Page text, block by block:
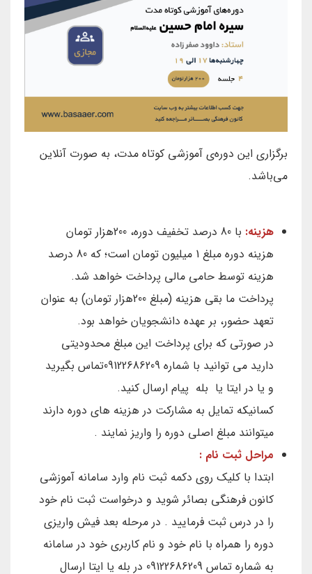
برگزاری این دوره‌ی آموزشی کوتاه مدت، به صورت آنلاین
می‌باشد.
هزینه: با 80 درصد تخفیف دوره، 200هزار تومان
هزینه دوره مبلغ 1 میلیون تومان است؛ که 80 درصد
هزینه توسط حامی مالی پرداخت خواهد شد.
پرداخت ما بقی هزینه (مبلغ 200هزار تومان) به عنوان
تعهد حضور، بر عهده دانشجویان خواهد بود.
در صورتی که برای پرداخت این مبلغ محدودیتی
دارید می توانید با شماره 09122686209تماس بگیرید
و یا در ایتا یا بله پیام ارسال کنید.
کسانیکه تمایل به مشارکت در هزینه های دوره دارند
میتوانند مبلغ اصلی دوره را واریز نمایند .
مراحل ثبت نام :
ابتدا با کلیک روی دکمه ثبت نام وارد سامانه آموزشی
کانون فرهنگی بصائر شوید و درخواست ثبت نام خود
را در درس ثبت فرمایید . در مرحله بعد فیش واریزی
دوره را همراه با نام خود و نام کاربری خود در سامانه
به شماره تماس 09122686209 در بله یا ایتا ارسال